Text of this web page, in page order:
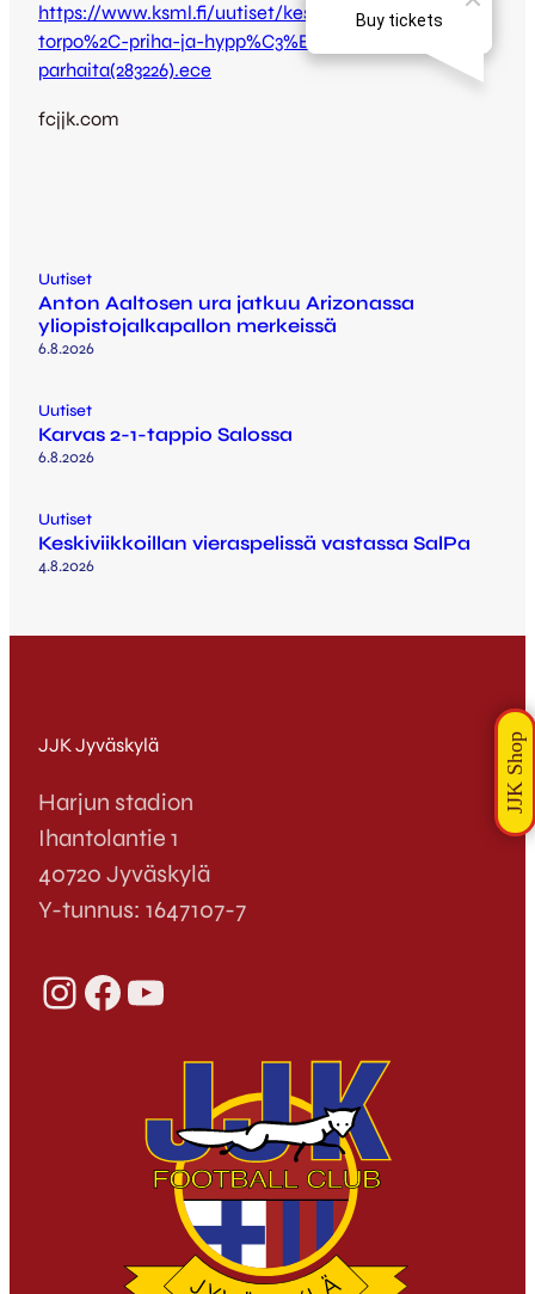
https://www.ksml.fi/uutiset/keski-suomi/wusu%2C-
torpo%2C-priha-ja-hypp%C3%B6nen-keski-suomen-
parhaita(283226).ece
fcjjk.com
Uutiset
Anton Aaltosen ura jatkuu Arizonassa
yliopistojalkapallon merkeissä
6.8.2026
Uutiset
Karvas 2-1-tappio Salossa
6.8.2026
Uutiset
Keskiviikkoillan vieraspelissä vastassa SalPa
4.8.2026
JJK Jyväskylä
Harjun stadion
Ihantolantie 1
40720 Jyväskylä
Y-tunnus: 1647107-7
InstagramFacebook YouTube